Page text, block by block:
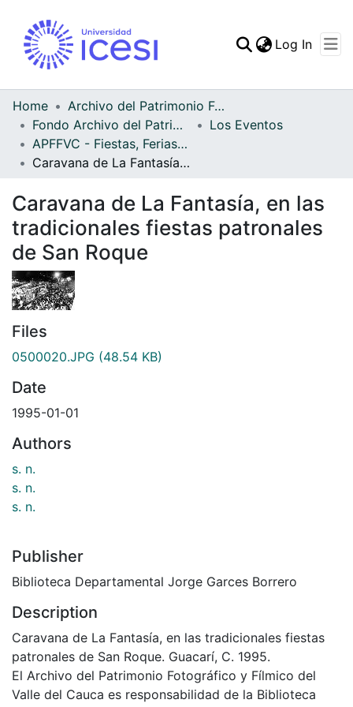
Statistics
Log In
Home
Archivo del Patrimonio Fotográfico y Fílmico del Valle del Cauca
Fondo Archivo del Patrimonio Fotográfico y Fílmico del Valle del Cauca
Los Eventos
APFFVC - Fiestas, Ferias y Carnavales - Patrimonial
Caravana de La Fantasía, en las tradicionales fiestas patronales de San Roque
Caravana de La Fantasía, en las
tradicionales fiestas patronales
de San Roque
Files
0500020.JPG (48.54 KB)
Date
1995-01-01
Authors
s. n.
s. n.
s. n.
Publisher
Biblioteca Departamental Jorge Garces Borrero
Description
Caravana de La Fantasía, en las tradicionales fiestas
patronales de San Roque. Guacarí, C. 1995.
El Archivo del Patrimonio Fotográfico y Fílmico del
Valle del Cauca es responsabilidad de la Biblioteca